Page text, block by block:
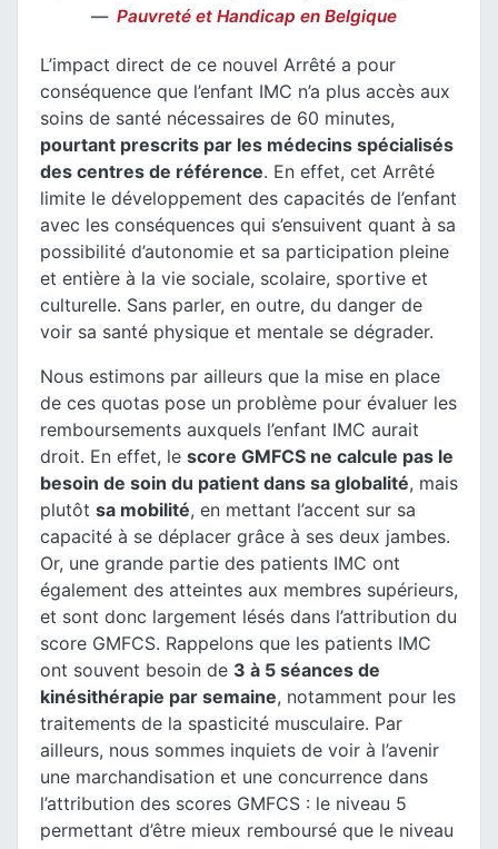
Pauvreté et Handicap en Belgique
L’impact direct de ce nouvel Arrêté a pour
conséquence que l’enfant IMC n’a plus accès aux
soins de santé nécessaires de 60 minutes,
pourtant prescrits par les médecins spécialisés
des centres de référence. En effet, cet Arrêté
limite le développement des capacités de l’enfant
avec les conséquences qui s’ensuivent quant à sa
possibilité d’autonomie et sa participation pleine
et entière à la vie sociale, scolaire, sportive et
culturelle. Sans parler, en outre, du danger de
voir sa santé physique et mentale se dégrader.
Nous estimons par ailleurs que la mise en place
de ces quotas pose un problème pour évaluer les
remboursements auxquels l’enfant IMC aurait
droit. En effet, le score GMFCS ne calcule pas le
besoin de soin du patient dans sa globalité, mais
plutôt sa mobilité, en mettant l’accent sur sa
capacité à se déplacer grâce à ses deux jambes.
Or, une grande partie des patients IMC ont
également des atteintes aux membres supérieurs,
et sont donc largement lésés dans l’attribution du
score GMFCS. Rappelons que les patients IMC
ont souvent besoin de 3 à 5 séances de
kinésithérapie par semaine, notamment pour les
traitements de la spasticité musculaire. Par
ailleurs, nous sommes inquiets de voir à l’avenir
une marchandisation et une concurrence dans
l’attribution des scores GMFCS : le niveau 5
permettant d’être mieux remboursé que le niveau